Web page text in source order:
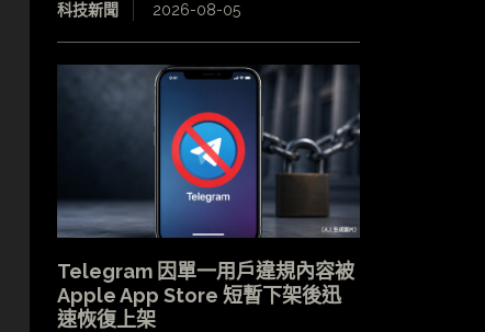
科技新聞 2026-08-05
Telegram 因單一用戶違規內容被
Apple App Store 短暫下架後迅
速恢復上架